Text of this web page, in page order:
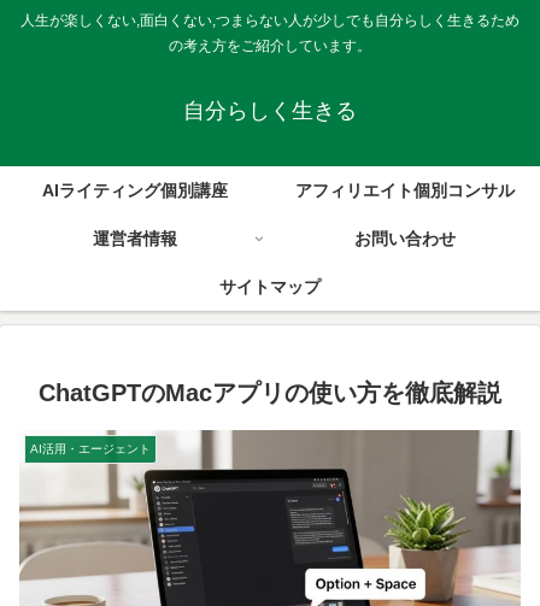
人生が楽しくない,面白くない,つまらない人が少しでも自分らしく生きるため
の考え方をご紹介しています。
自分らしく生きる
AIライティング個別講座 アフィリエイト個別コンサル
運営者情報 お問い合わせ
サイトマップ
ChatGPTのMacアプリの使い方を徹底解説
AI活用・エージェント